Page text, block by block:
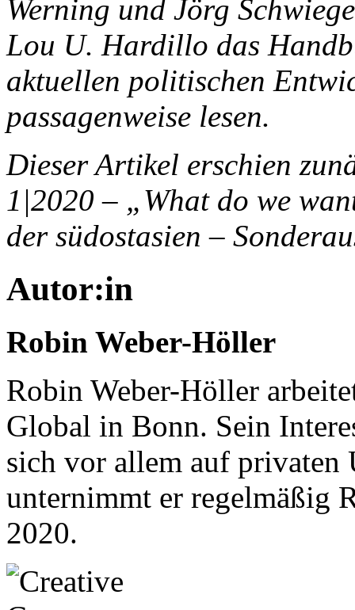
Werning und Jörg
Lou U. Hardillo das
aktuellen politischen
passagenweise lesen.
Dieser Artikel erschien
1|2020 – „What do we
der südostasien –
Autor:in
Robin Weber-Höller
Robin Weber-Höller
Global in Bonn. Sein
sich vor allem auf privaten
unternimmt er regelmäßig
2020.